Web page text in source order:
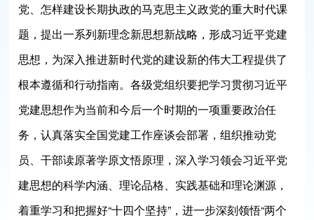
党、怎样建设长期执政的马克思主义政党的重大时代课
题，提出一系列新理念新思想新战略，形成习近平党建
思想，为深入推进新时代党的建设新的伟大工程提供了
根本遵循和行动指南。各级党组织要把学习贯彻习近平
党建思想作为当前和今后一个时期的一项重要政治任
务，认真落实全国党建工作座谈会部署，组织推动党
员、干部读原著学原文悟原理，深入学习领会习近平党
建思想的科学内涵、理论品格、实践基础和理论渊源，
着重学习和把握好“十四个坚持”，进一步深刻领悟“两个